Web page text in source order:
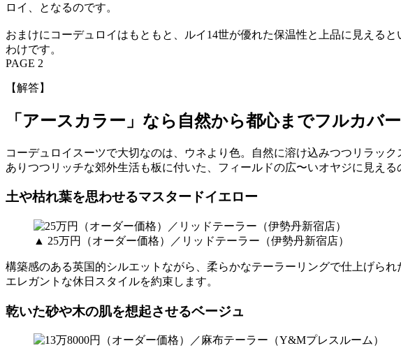
ロイ、となるのです。
おまけにコーデュロイはもともと、ルイ14世が優れた保温性と上品に見える
わけです。
PAGE 2
【解答】
「アースカラー」なら自然から都心までフルカバー
コーデュロイスーツで大切なのは、ウネより色。自然に溶け込みつつリラッ
ありつつリッチな郊外生活も板に付いた、フィールドの広〜いオヤジに見える
土や枯れ葉を思わせるマスタードイエロー
▲ 25万円（オーダー価格）／リッドテーラー（伊勢丹新宿店）
構築感のある英国的シルエットながら、柔らかなテーラーリングで仕上げら
エレガントな休日スタイルを約束します。
乾いた砂や木の肌を想起させるベージュ